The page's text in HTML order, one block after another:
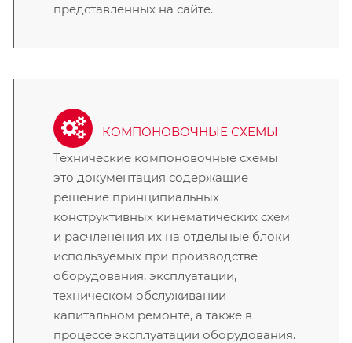
представленных на сайте.
КОМПОНОВОЧНЫЕ СХЕМЫ
Технические компоновочные схемы
это документация содержащие
решение принципиальных
конструктивных кинематических схем
и расчленения их на отдельные блоки
используемых при производстве
оборудования, эксплуатации,
техническом обслуживании
капитальном ремонте, а также в
процессе эксплуатации оборудования.